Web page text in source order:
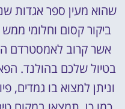
שהוא מעין ספר אגדות
ביקור קסום וחלומי
אשר קרוב לאמסטרדם
וניתן למצוא בו גמדים,